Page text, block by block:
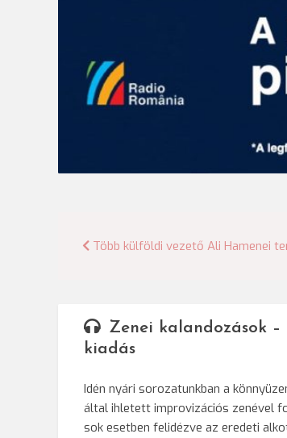
Bejegyzés
Több külföldi vezető Ali Hamenei
Zenei kalandozások –
kiadás
Idén nyári sorozatunkban a
által ihletett improvizációs zenével
sok esetben felidézve az eredeti